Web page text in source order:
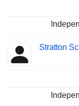
Stratton